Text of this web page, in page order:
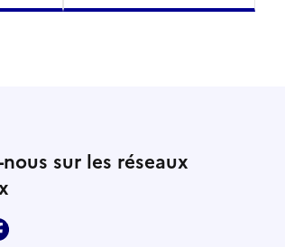
nous sur les réseaux